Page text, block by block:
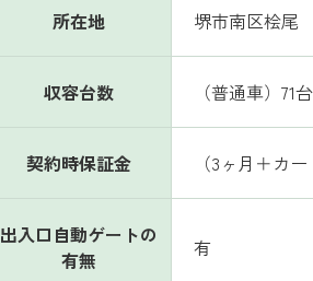
所在地 堺市南区桧尾
収容台数 （普通車）71台
契約時保証金 （3ヶ月＋カ
出入口自動ゲートの
有無
有